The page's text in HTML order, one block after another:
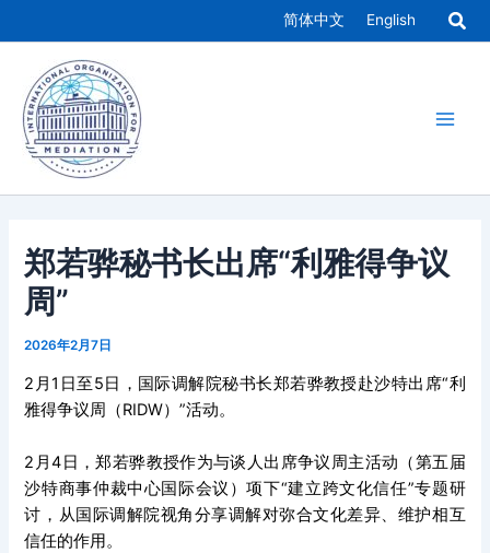
至
简体中文 English
郑若骅秘书长出席“利雅得争议
周”
2026年2月7日
2月1日至5日，国际调解院秘书长郑若骅教授赴沙特出席“利
雅得争议周（RIDW）”活动。
2月4日，郑若骅教授作为与谈人出席争议周主活动（第五届
沙特商事仲裁中心国际会议）项下“建立跨文化信任”专题研
讨，从国际调解院视角分享调解对弥合文化差异、维护相互
信任的作用。